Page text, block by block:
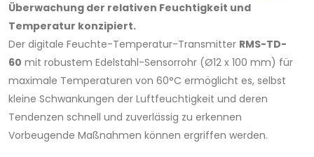
Überwachung der relativen Feuchtigkeit und
Temperatur konzipiert.
Der digitale Feuchte-Temperatur-Transmitter RMS-TD-
60 mit robustem Edelstahl-Sensorrohr (Ø12 x 100 mm) für
maximale Temperaturen von 60°C ermöglicht es, selbst
kleine Schwankungen der Luftfeuchtigkeit und deren
Tendenzen schnell und zuverlässig zu erkennen
Vorbeugende Maßnahmen können ergriffen werden.